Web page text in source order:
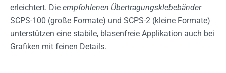
erleichtert. Die empfohlenen Übertragungsklebebänder
SCPS-100 (große Formate) und SCPS-2 (kleine Formate)
unterstützen eine stabile, blasenfreie Applikation auch bei
Grafiken mit feinen Details.